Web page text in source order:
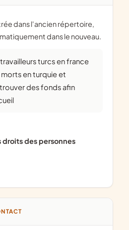
dans le nouveau.
en turquie et
des fonds afin